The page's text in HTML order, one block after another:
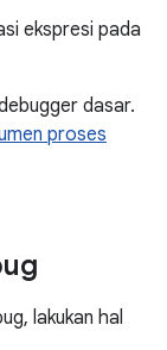
ekspresi pada
dasar.
proses
lakukan hal